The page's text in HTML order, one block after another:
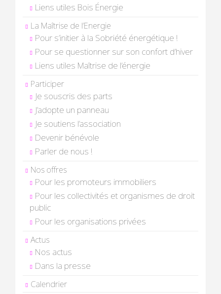
Liens utiles Bois Énergie
La Maîtrise de l’Energie
Pour s’initier à la Sobriété énergétique !
Pour se questionner sur son confort d’hiver
Liens utiles Maîtrise de l’énergie
Participer
Je souscris des parts
J’adopte un panneau
Je soutiens l’association
Devenir bénévole
Parler de nous !
Nos offres
Pour les promoteurs immobiliers
Pour les collectivités et organismes de droit
public
Pour les organisations privées
Actus
Nos actus
Dans la presse
Calendrier